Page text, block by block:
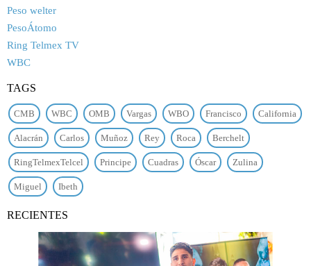
Peso welter
PesoÁtomo
Ring Telmex TV
WBC
TAGS
CMB WBC OMB Vargas WBO Francisco California
Alacrán Carlos Muñoz Rey Roca Berchelt
RingTelmexTelcel Principe Cuadras Óscar Zulina
Miguel Ibeth
RECIENTES